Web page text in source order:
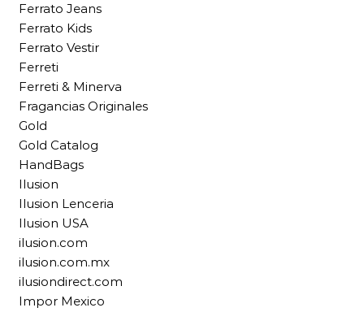
Ferrato Jeans
Ferrato Kids
Ferrato Vestir
Ferreti
Ferreti & Minerva
Fragancias Originales
Gold
Gold Catalog
HandBags
Ilusion
Ilusion Lenceria
Ilusion USA
ilusion.com
ilusion.com.mx
ilusiondirect.com
Impor Mexico